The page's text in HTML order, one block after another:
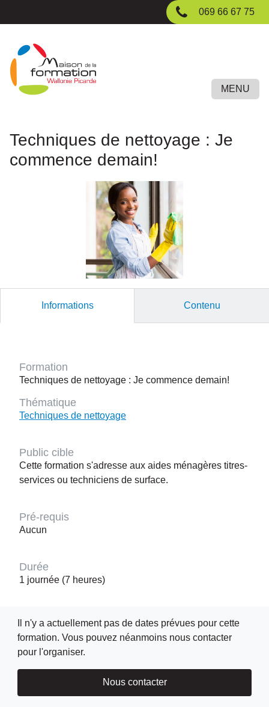
principal
069 66 67 75
MENU
Techniques de nettoyage : Je
commence demain!
Informations Contenu
Formation
Techniques de nettoyage : Je commence demain!
Thématique
Techniques de nettoyage
Public cible
Cette formation s'adresse aux aides ménagères titres-
services ou techniciens de surface.
Pré-requis
Aucun
Durée
1 journée (7 heures)
Il n'y a actuellement pas de dates prévues pour cette
formation. Vous pouvez néanmoins nous contacter
pour l'organiser.
Nous contacter